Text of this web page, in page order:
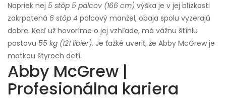
Napriek nej 5 stôp 5 palcov (166 cm) výška je v jej blízkosti
zakrpatená 6 stôp 4 palcový manžel, obaja spolu vyzerajú
dobre. Keď už hovoríme o jej vzhľade, má vážnu štíhlu
postavu 55 kg (121 libier). Je ťažké uveriť, že Abby McGrew je
matkou štyroch detí.
Abby McGrew |
Profesionálna kariera